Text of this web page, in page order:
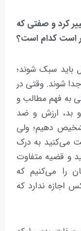
کرد و صفتی که
است کدام است؟
باید سبک شوند؛
شوند. وقتی در
به فهم مطالب و
بد، ارزش و ضد
دهیم؛ ولی
می‌کنید به درک
و قضیه متفاوت
را می‌کنیم که
اجازه ندارد که